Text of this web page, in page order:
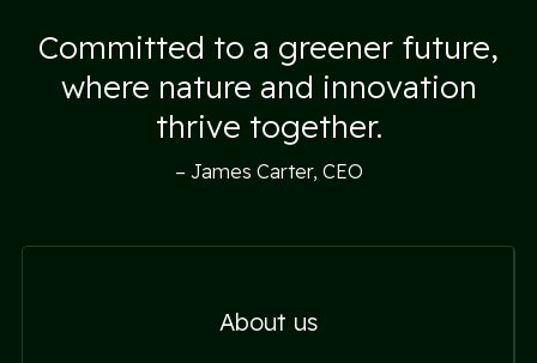
Committed to a greener future,
where nature and innovation
thrive together.
– James Carter, CEO
About us
About us